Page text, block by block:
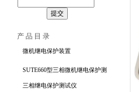
产品目录
微机继电保护装置
SUTE660型三相微机继电保护测
三相继电保护测试仪